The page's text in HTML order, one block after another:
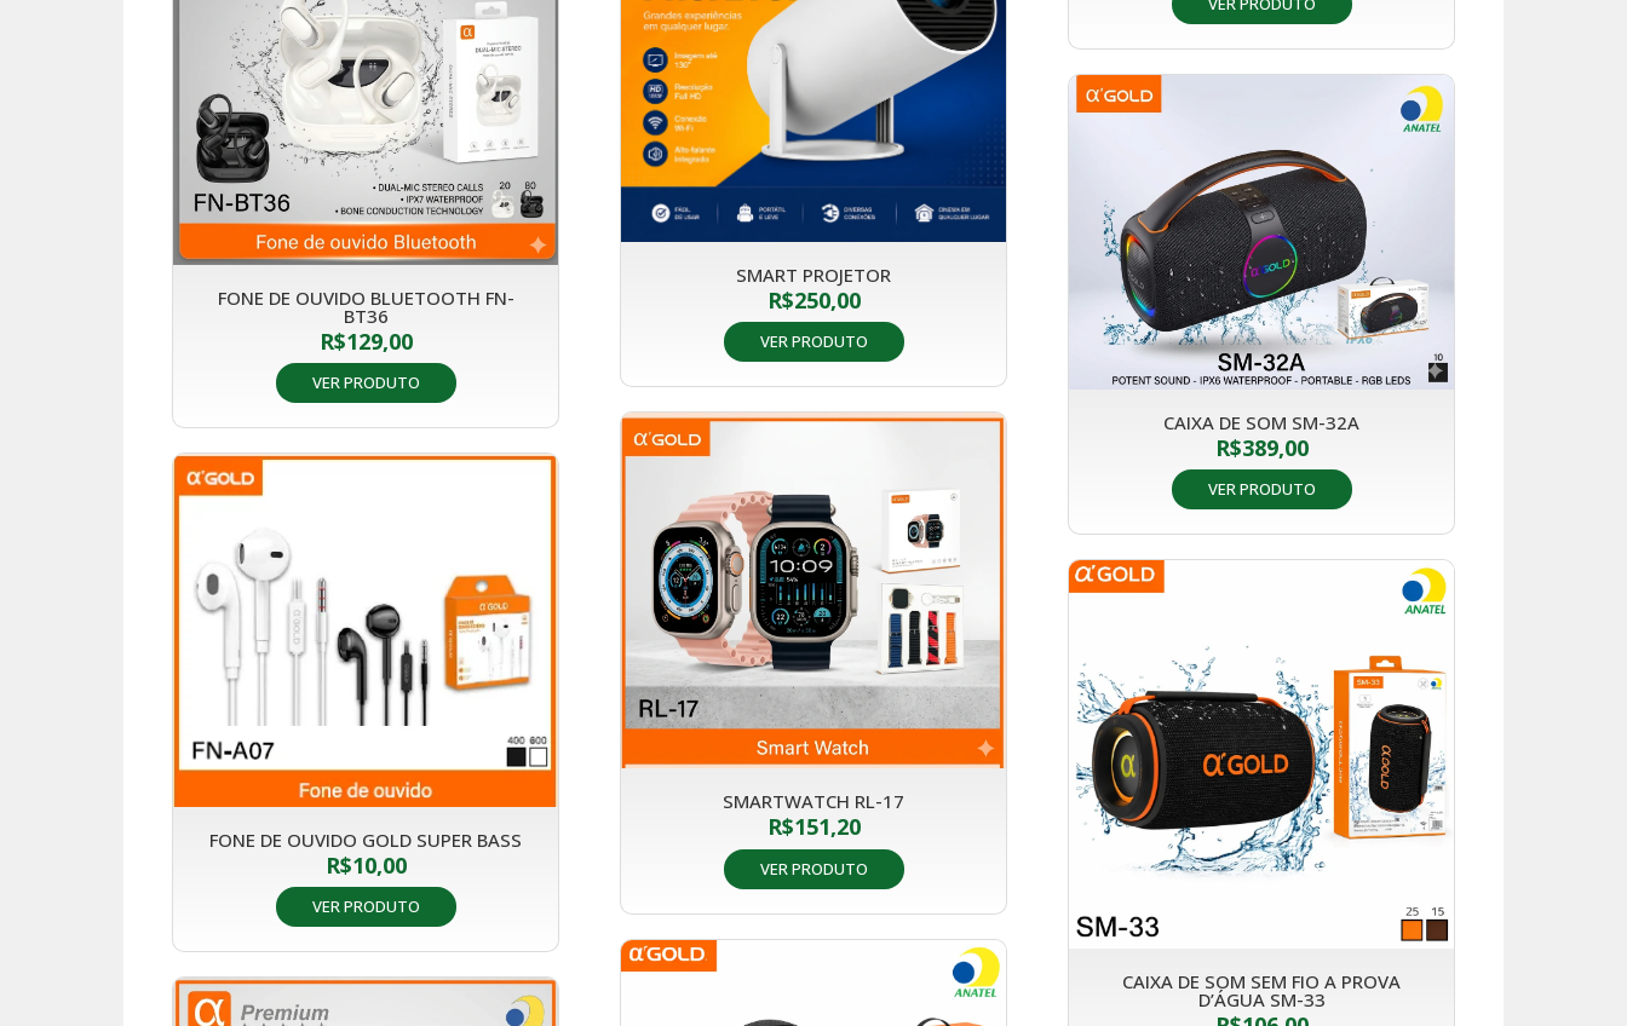
FONE DE OUVIDO BLUETOOTH FN-
BT36
R$129,00
VER PRODUTO
SMART PROJETOR
R$250,00
VER PRODUTO
CAIXA DE SOM SM-32A
R$389,00
VER PRODUTO
FONE DE OUVIDO GOLD SUPER BASS
R$10,00
VER PRODUTO
SMARTWATCH RL-17
R$151,20
VER PRODUTO
CAIXA DE SOM SEM FIO A PROVA
D’ÁGUA SM-33